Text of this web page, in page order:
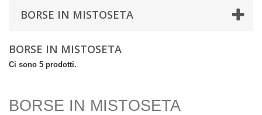
BORSE IN MISTOSETA
BORSE IN MISTOSETA
Ci sono 5 prodotti.
BORSE IN MISTOSETA